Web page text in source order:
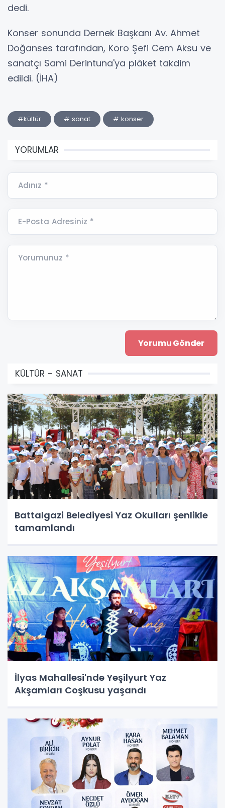
dedi.
Konser sonunda Dernek Başkanı Av. Ahmet
Doğanses tarafından, Koro Şefi Cem Aksu ve
sanatçı Sami Derintuna'ya plâket takdim
edildi. (İHA)
#kültür # sanat # konser
YORUMLAR
Adınız *
E-Posta Adresiniz *
Yorumunuz *
KÜLTÜR - SANAT
Battalgazi Belediyesi Yaz Okulları şenlikle
tamamlandı
İlyas Mahallesi'nde Yeşilyurt Yaz
Akşamları Coşkusu yaşandı